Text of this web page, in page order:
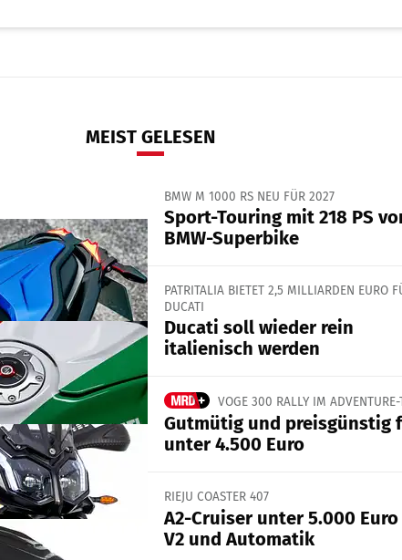
MEIST GELESEN
BMW M 1000 RS NEU FÜR 2027
Sport-Touring mit 218 PS
BMW-Superbike
PATRITALIA BIETET 2,5 MILLIARDEN EURO
DUCATI
Ducati soll wieder rein
italienisch werden
VOGE 300 RALLY IM ADVENTURE-
Gutmütig und preisgünstig
unter 4.500 Euro
RIEJU COASTER 407
A2-Cruiser unter 5.000
V2 und Automatik